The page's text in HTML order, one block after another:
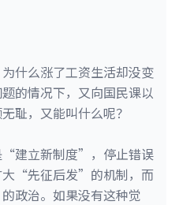
什么涨了工资生活却没变
的情况下，又向国民课以
耻，又能叫什么呢？
“建立新制度”，停止错误
大“先征后发”的机制，而
政治。如果没有这种觉